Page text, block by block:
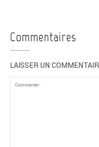
Commentaires
LAISSER UN